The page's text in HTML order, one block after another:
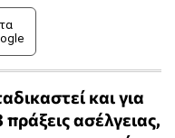
και για
πράξεις ασέλγειας,